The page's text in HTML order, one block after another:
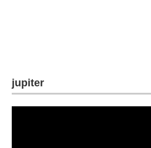
電子設計の基本と応用
jupiter